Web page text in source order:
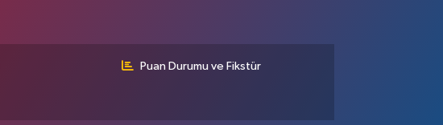
Puan Durumu ve Fikstür